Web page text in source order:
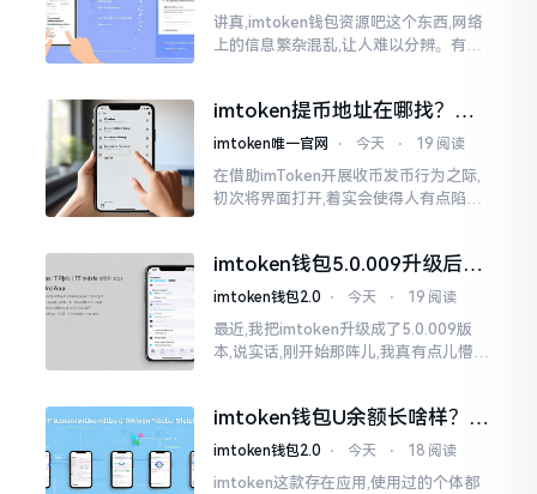
讲真,imtoken钱包资源吧这个东西,网络
上的信息繁杂混乱,让人难以分辨。有的
imtoken提币地址在哪找？手
把手教你快速查看
imtoken唯一官网 ⋅ 今天 ⋅ 19 阅读
在借助imToken开展收币发币行为之际,
初次将界面打开,着实会使得人有点陷入
imtoken钱包5.0.009升级后咋
用？老用户实测分享
imtoken钱包2.0 ⋅ 今天 ⋅ 19 阅读
最近,我把imtoken升级成了5.0.009版
本,说实话,刚开始那阵儿,我真有点儿懵,
imtoken钱包U余额长啥样？截
图这样看
imtoken钱包2.0 ⋅ 今天 ⋅ 18 阅读
imtoken这款存在应用,使用过的个体都